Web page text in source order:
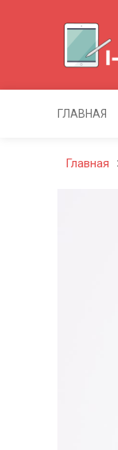
содержимому
I-
ГЛАВНАЯ
Главная